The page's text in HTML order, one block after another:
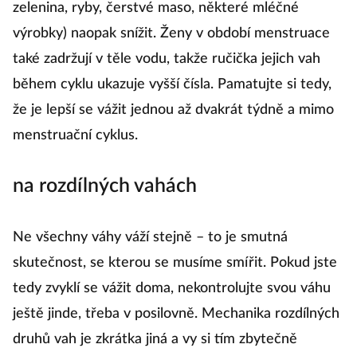
zelenina, ryby, čerstvé maso, některé mléčné
výrobky) naopak snížit. Ženy v období menstruace
také zadržují v těle vodu, takže ručička jejich vah
během cyklu ukazuje vyšší čísla. Pamatujte si tedy,
že je lepší se vážit jednou až dvakrát týdně a mimo
menstruační cyklus.
na rozdílných vahách
Ne všechny váhy váží stejně – to je smutná
skutečnost, se kterou se musíme smířit. Pokud jste
tedy zvyklí se vážit doma, nekontrolujte svou váhu
ještě jinde, třeba v posilovně. Mechanika rozdílných
druhů vah je zkrátka jiná a vy si tím zbytečně